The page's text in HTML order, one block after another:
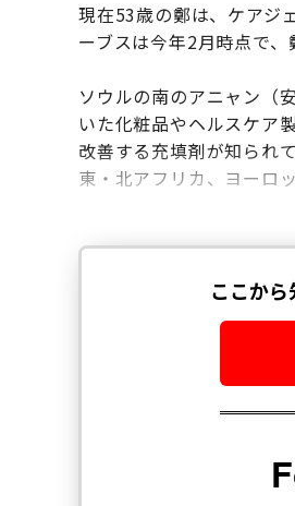
現在53歳の鄭は、ケアジ
ーブスは今年2月時点で
ソウルの南のアニャン（
いた化粧品やヘルスケア
改善する充填剤が知られ
東・北アフリカ、ヨーロ